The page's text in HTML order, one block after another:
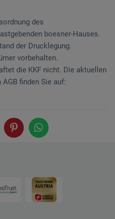
des
boesner-Hauses.
der Drucklegung.
vorbehalten.
die KKF nicht. Die aktuellen
finden Sie auf: